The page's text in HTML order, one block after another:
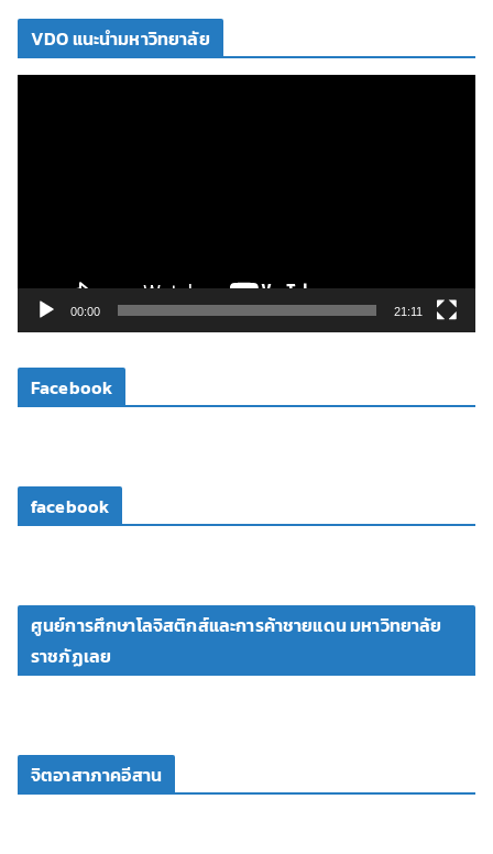
VDO แนะนำมหาวิทยาลัย
ดี
00:00 21:11
Facebook
facebook
ศูนย์การศึกษาโลจิสติกส์และการค้าชายแดน มหาวิทยาลัย
ราชภัฏเลย
จิตอาสาภาคอีสาน